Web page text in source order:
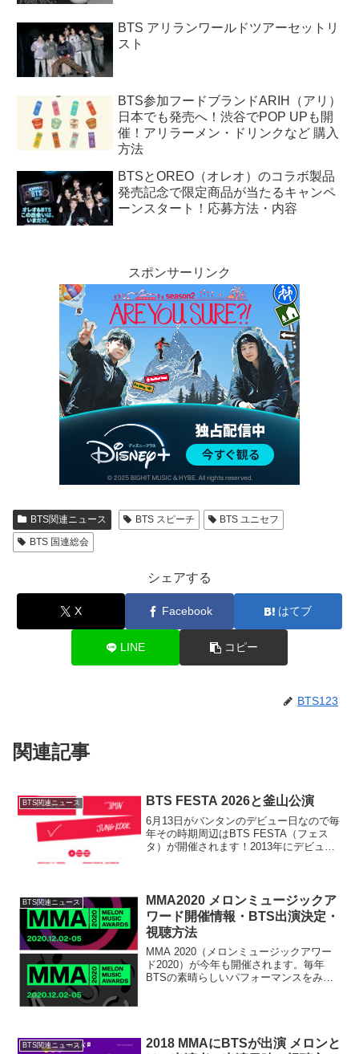
BTS アリランワールドツアーセットリ
スト
BTS参加フードブランドARIH（アリ）
日本でも発売へ！渋谷でPOP UPも開
催！アリラーメン・ドリンクなど 購入
方法
BTSとOREO（オレオ）のコラボ製品
発売記念で限定商品が当たるキャンペ
ーンスタート！応募方法・内容
スポンサーリンク
BTS関連ニュース BTS スピーチ
BTS ユニセフ
BTS 国連総会
シェアする
X Facebook はてブ
LINE コピー
BTS123
関連記事
BTS関連ニュース BTS FESTA 2026と釜山公演
6月13日がバンタンのデビュー日なので毎
年その時期周辺はBTS FESTA（フェス
タ）が開催されます！2013年にデビュー
と...
BTS関連ニュース
MMA2020 メロンミュージックア
ワード開催情報・BTS出演決定・
視聴方法
MMA 2020（メロンミュージックアワー
ド2020）が今年も開催されます。毎年
BTSの素晴らしいパフォーマンスをみせ
BTS関連ニュース
2018 MMAにBTSが出演 メロンと